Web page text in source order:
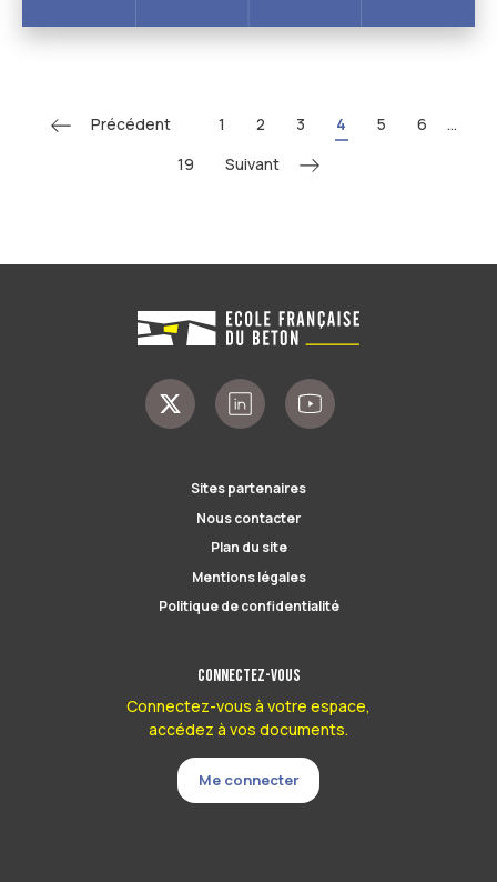
Précédent 1 2 3 4 5 6
...
19
Suivant
Sites partenaires
Nous contacter
Plan du site
Mentions légales
Politique de confidentialité
Connectez-vous
Connectez-vous à votre espace,
accédez à vos documents.
Me connecter